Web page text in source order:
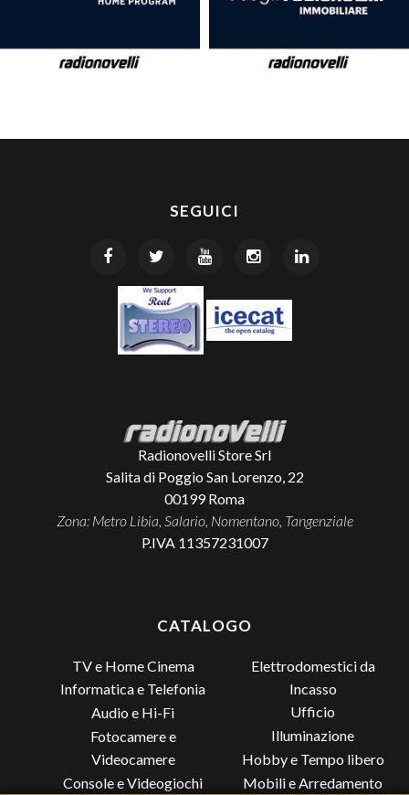
SEGUICI
Radionovelli Store Srl
Salita di Poggio San Lorenzo, 22
00199 Roma
Zona: Metro Libia, Salario, Nomentano, Tangenziale
P.IVA 11357231007
CATALOGO
TV e Home Cinema
Informatica e Telefonia
Audio e Hi-Fi
Fotocamere e
Videocamere
Console e Videogiochi
Elettrodomestici da
Incasso
Ufficio
Illuminazione
Hobby e Tempo libero
Mobili e Arredamento